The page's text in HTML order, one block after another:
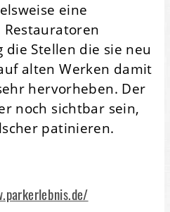
eine
Stellen die sie neu
alten Werken damit
hervorheben. Der
noch sichtbar sein,
patinieren.